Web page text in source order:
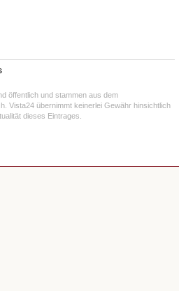
öffentlich und stammen aus dem
Vista24 übernimmt keinerlei Gewähr hinsichtlich
dieses Eintrages.